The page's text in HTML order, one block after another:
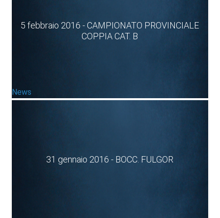
5 febbraio 2016 - CAMPIONATO PROVINCIALE
COPPIA CAT. B
News
31 gennaio 2016 - BOCC. FULGOR